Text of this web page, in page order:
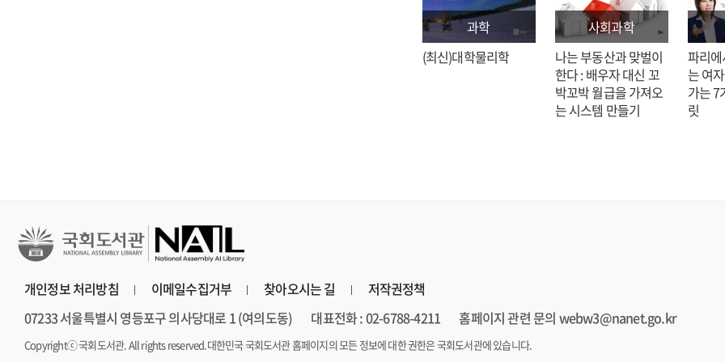
과학
(최신)대학물리학
사회과학
나는 부동산과 맞벌이
한다 : 배우자 대신 꼬
박꼬박 월급을 가져오
는 시스템 만들기
파리
는 여
가는 7
릿
개인정보 처리방침 이메일수집거부 찾아오시는 길
저작권정책
07233 서울특별시 영등포구 의사당대로 1 (여의도동)
대표전화 : 02-6788-4211 홈페이지 관련 문의 webw3@nanet.go.kr
Copyrightⓒ 국회도서관. All rights reserved.대한민국 국회도서관 홈페이지의 모든 정보에 대한 권한은 국회도서관에 있습니다.